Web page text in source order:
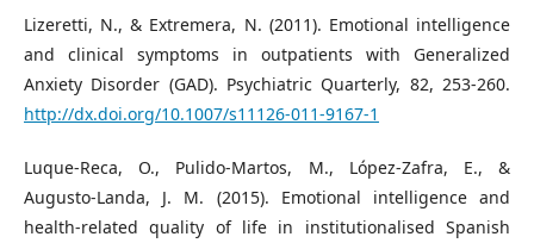
Lizeretti, N., & Extremera, N. (2011). Emotional intelligence
and clinical symptoms in outpatients with Generalized
Anxiety Disorder (GAD). Psychiatric Quarterly, 82, 253-260.
http://dx.doi.org/10.1007/s11126-011-9167-1
Luque-Reca, O., Pulido-Martos, M., López-Zafra, E., &
Augusto-Landa, J. M. (2015). Emotional intelligence and
health-related quality of life in institutionalised Spanish